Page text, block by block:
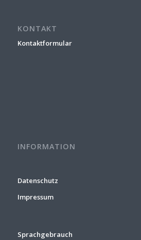
KONTAKT
Kontaktformular
INFORMATION
Datenschutz
Impressum
Sprachgebrauch